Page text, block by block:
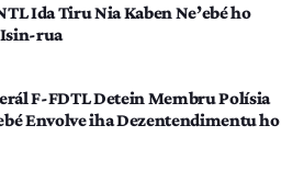
Ida Tiru Nia Kaben Ne’ebé ho
rua
F-FDTL Detein Membru Polísia
Envolve iha Dezentendimentu ho